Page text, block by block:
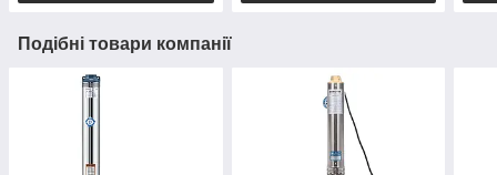
Подібні товари компанії